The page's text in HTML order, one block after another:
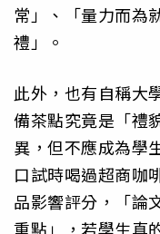
常」、「量力而為
禮」。
此外，也有自稱大
備茶點究竟是「禮
異，但不應成為學
口試時喝過超商咖
品影響評分，「論
重點」，若學生真